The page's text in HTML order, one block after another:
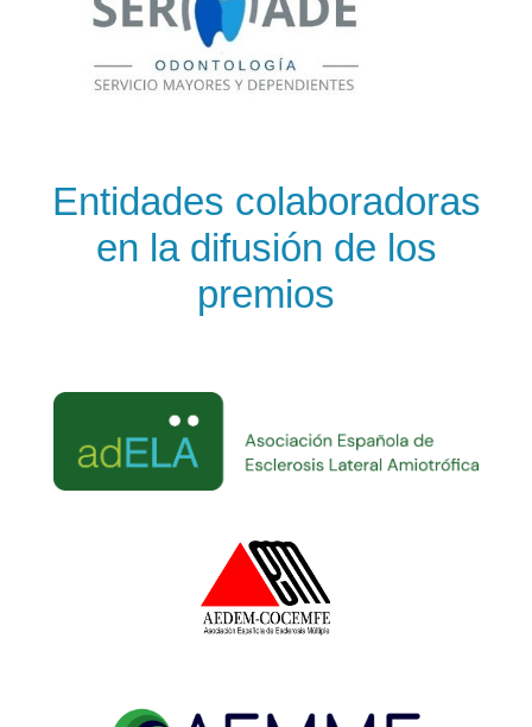
Entidades colaboradoras
en la difusión de los
premios